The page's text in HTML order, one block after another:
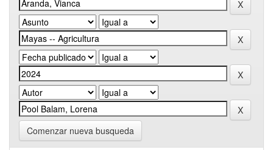
Comenzar nueva busqueda